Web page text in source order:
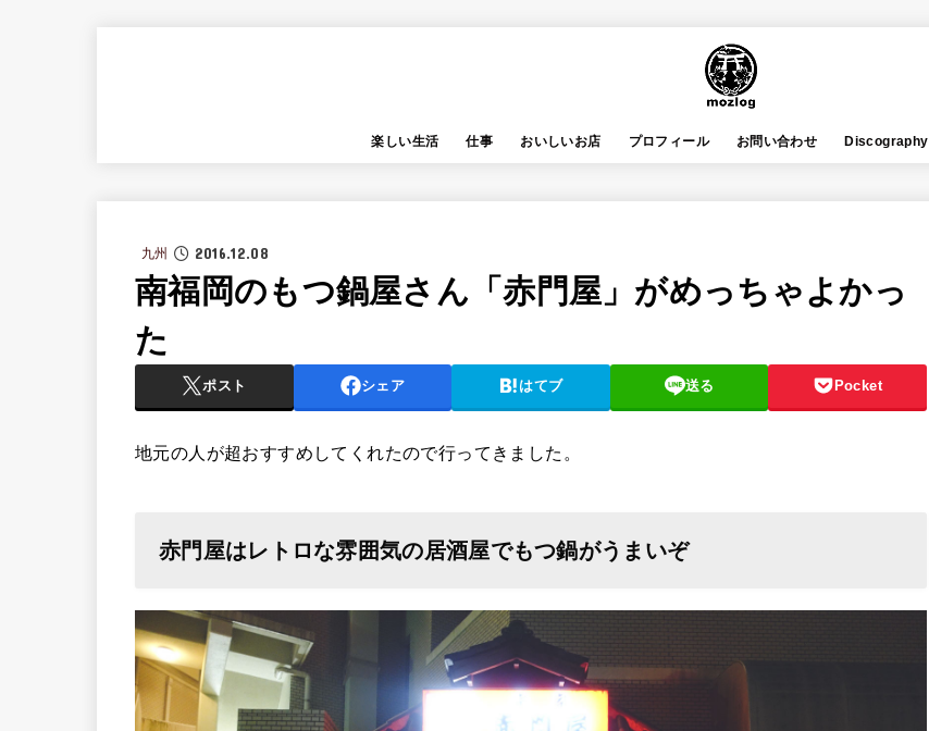
楽しい生活 仕事 おいしいお店 プロフィール お問い合わせ Discography
九州 2016.12.08
南福岡のもつ鍋屋さん「赤門屋」がめっちゃよかっ
た
ポスト シェア はてブ 送る Pocket
地元の人が超おすすめしてくれたので行ってきました。
赤門屋はレトロな雰囲気の居酒屋でもつ鍋がうまいぞ